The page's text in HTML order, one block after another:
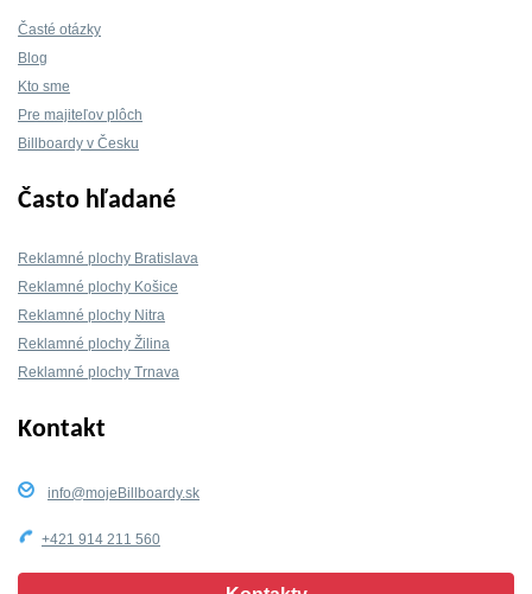
Časté otázky
Blog
Kto sme
Pre majiteľov plôch
Billboardy v Česku
Často hľadané
Reklamné plochy Bratislava
Reklamné plochy Košice
Reklamné plochy Nitra
Reklamné plochy Žilina
Reklamné plochy Trnava
Kontakt
info@mojeBillboardy.sk
+421 914 211 560